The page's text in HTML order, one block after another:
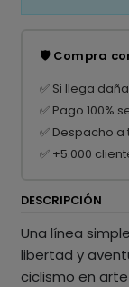
🛡️ Compra
✅ Si llega
✅ Pago 100%
✅ Despacho
✅ +5.000
DESCRIPCIÓN
Una línea
libertad y
ciclismo en